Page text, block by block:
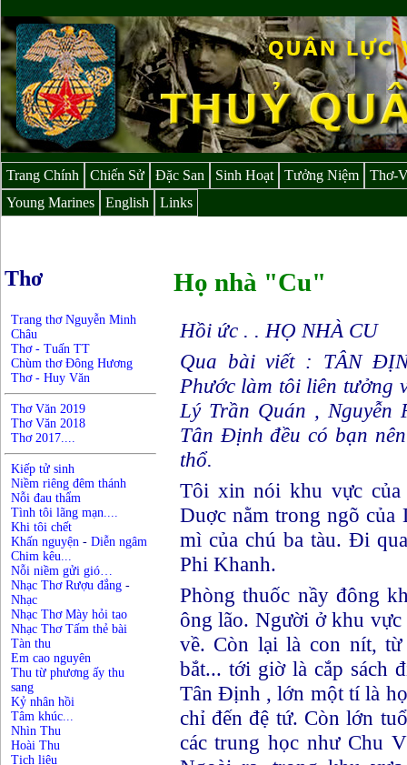
Trang Chính Chiến Sử Đặc San Sinh Hoạt Tưởng Niệm
Thơ-
Young Marines
English Links
Thơ
Trang thơ Nguyễn Minh
Châu
Thơ - Tuấn TT
Chùm thơ Đông Hương
Thơ - Huy Văn
Thơ Văn 2019
Thơ Văn 2018
Thơ 2017....
Kiếp tử sinh
Niềm riêng đêm thánh
Nỗi đau thẩm
Tình tôi lãng mạn....
Khi tôi chết
Khấn nguyện - Diễn ngâm
Chim kêu...
Nỗi niềm gửi gió…
Nhạc Thơ Rượu đắng -
Nhạc
Nhạc Thơ Mày hỏi tao
Nhạc Thơ Tấm thẻ bài
Tàn thu
Em cao nguyên
Thu từ phương ấy thu
sang
Kỷ nhân hồi
Tâm khúc...
Nhìn Thu
Hoài Thu
Tịch liêu
Họ nhà "Cu"
Hồi ức . . HỌ NHÀ CU
Qua bài viết : TÂN
Phước làm tôi liên tưởng
Lý Trần Quán , Nguyễn
Tân Định đều có bạn
thổ.
Tôi xin nói khu vực
Duợc nằm trong ngõ của
mì của chú ba tàu. Đi
Phi Khanh.
Phòng thuốc nầy đông
ông lão. Người ở khu vực
về. Còn lại là con nít,
bắt... tới giờ là cắp sách
Tân Định , lớn một tí là
chỉ đến đệ tứ. Còn lớn
các trung học như Chu